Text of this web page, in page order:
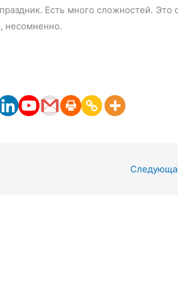
Есть много сложностей. Это
несомненно.